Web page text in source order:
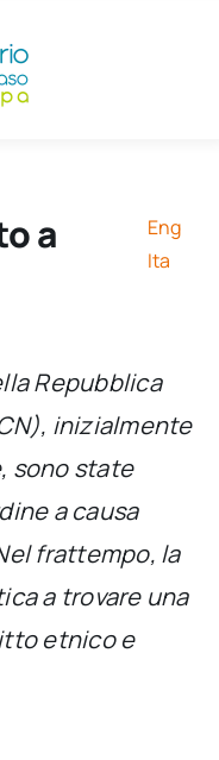
a
Eng
Ita
Repubblica
inizialmente
sono state
a causa
frattempo, la
a trovare una
etnico e